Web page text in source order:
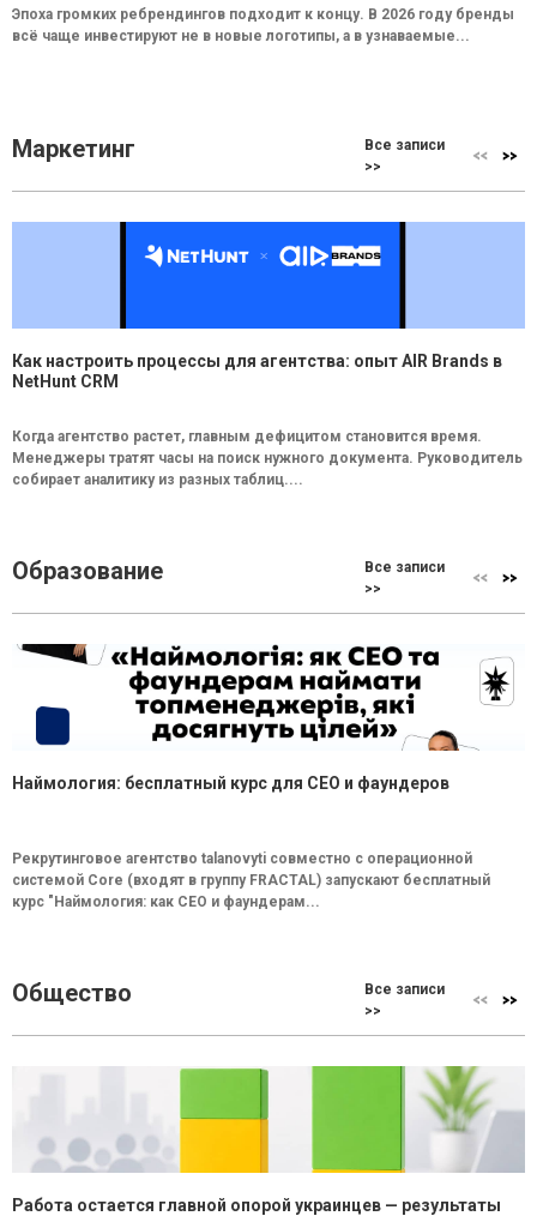
Эпоха громких ребрендингов подходит к концу. В 2026 году бренды
всё чаще инвестируют не в новые логотипы, а в узнаваемые...
Маркетинг
Все записи
>>
Как настроить процессы для агентства: опыт AIR Brands в
NetHunt CRM
Когда агентство растет, главным дефицитом становится время.
Менеджеры тратят часы на поиск нужного документа. Руководитель
собирает аналитику из разных таблиц....
Образование
Все записи
>>
Наймология: бесплатный курс для CEO и фаундеров
Рекрутинговое агентство talanovyti совместно с операционной
системой Core (входят в группу FRACTAL) запускают бесплатный
курс "Наймология: как СEO и фаундерам...
Общество
Все записи
>>
Работа остается главной опорой украинцев — результаты